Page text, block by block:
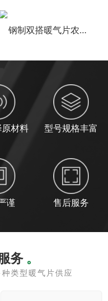
钢制双搭暖气片农村冬季采暖专用
原材料 型号规格丰富
谨 售后服务
务 。
类型暖气片供应